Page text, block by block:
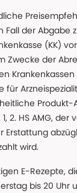
Fall der Abgabe
(KK)
Zwecke der
für
Produkt-
2. HS AMG, der
Erstattung
wird.
E-Rezepte,
bis 20 Uhr